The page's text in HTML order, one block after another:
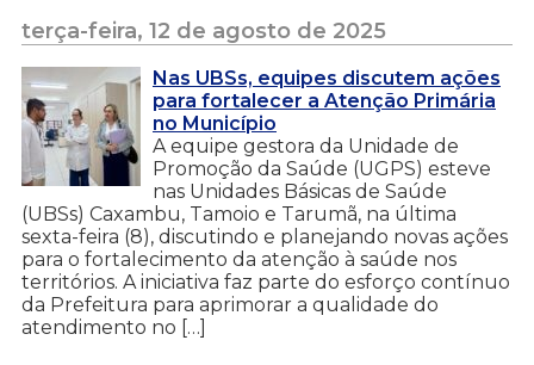
terça-feira, 12 de agosto de 2025
Nas UBSs, equipes discutem ações
para fortalecer a Atenção Primária
no Município
A equipe gestora da Unidade de
Promoção da Saúde (UGPS) esteve
nas Unidades Básicas de Saúde
(UBSs) Caxambu, Tamoio e Tarumã, na última
sexta-feira (8), discutindo e planejando novas ações
para o fortalecimento da atenção à saúde nos
territórios. A iniciativa faz parte do esforço contínuo
da Prefeitura para aprimorar a qualidade do
atendimento no […]